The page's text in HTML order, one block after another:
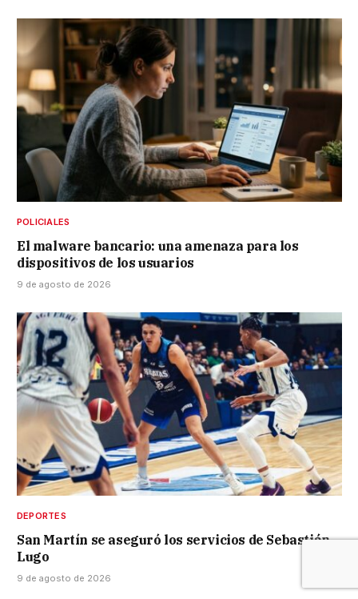
POLICIALES
El malware bancario: una amenaza para los
dispositivos de los usuarios
9 de agosto de 2026
DEPORTES
San Martín se aseguró los servicios de Sebastián
Lugo
9 de agosto de 2026